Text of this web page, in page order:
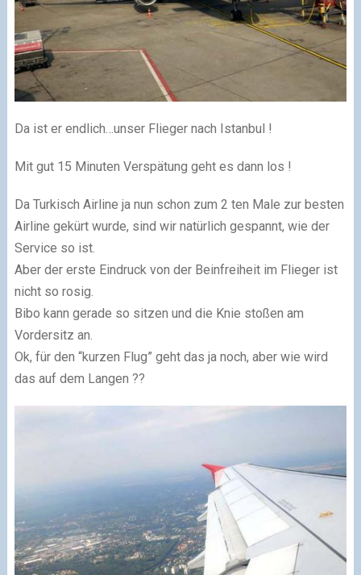
Da ist er endlich…unser Flieger nach Istanbul !
Mit gut 15 Minuten Verspätung geht es dann los !
Da Turkisch Airline ja nun schon zum 2 ten Male zur besten
Airline gekürt wurde, sind wir natürlich gespannt, wie der
Service so ist.
Aber der erste Eindruck von der Beinfreiheit im Flieger ist
nicht so rosig.
Bibo kann gerade so sitzen und die Knie stoßen am
Vordersitz an.
Ok, für den “kurzen Flug” geht das ja noch, aber wie wird
das auf dem Langen ??